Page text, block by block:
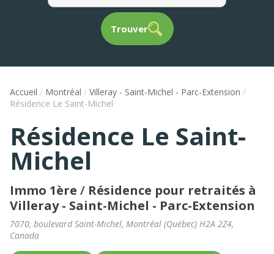
Trouver
Accueil / Montréal / Villeray - Saint-Michel - Parc-Extension /
Résidence Le Saint-Michel
Résidence Le Saint-
Michel
Immo 1ère / Résidence pour retraités à
Villeray - Saint-Michel - Parc-Extension
7070, boulevard Saint-Michel, Montréal (Québec) H2A 2Z4,
Canada